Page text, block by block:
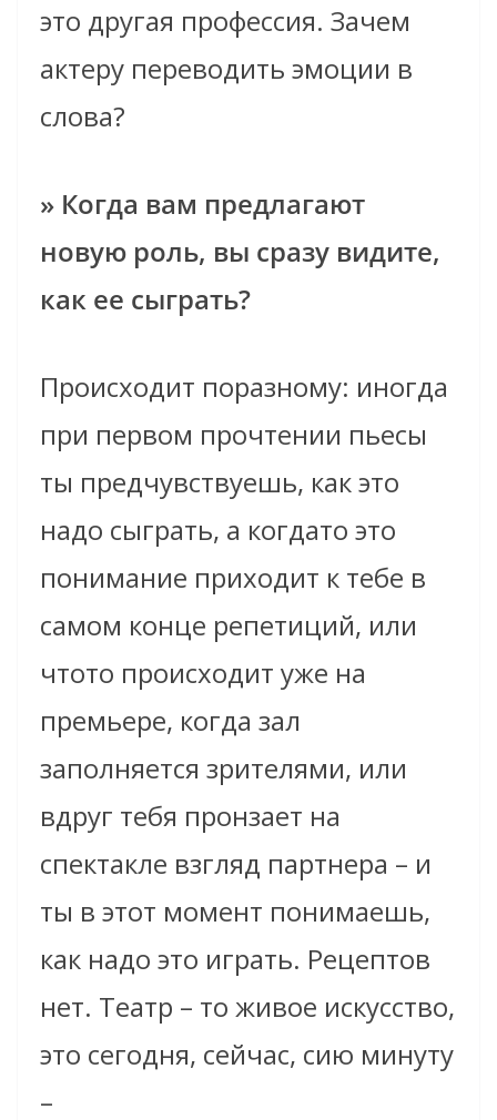
это другая профессия. Зачем
актеру переводить эмоции в
слова?
» Когда вам предлагают
новую роль, вы сразу видите,
как ее сыграть?
Происходит по­разному: иногда
при первом прочтении пьесы
ты предчувствуешь, как это
надо сыграть, а когда­то это
понимание приходит к тебе в
самом конце репетиций, или
что­то происходит уже на
премьере, когда зал
заполняется зрителями, или
вдруг тебя пронзает на
спектакле взгляд партнера – и
ты в этот момент понимаешь,
как надо это играть. Рецептов
нет. Театр – то живое искусство,
это сегодня, сейчас, сию минуту
–